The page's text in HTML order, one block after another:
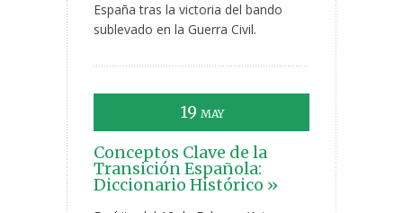
España tras la victoria del bando
sublevado en la Guerra Civil.
19 MAY
Conceptos Clave de la
Transición Española:
Diccionario Histórico »